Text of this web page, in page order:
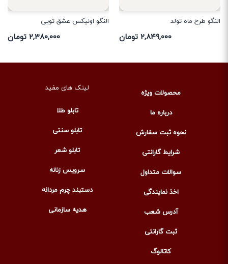
النگو طرح ماه تولد
۲,۸۴۹,۰۰۰ تومان
النگو اونیکس عشق تویی
۲,۳۸۰,۰۰۰ تومان
محصولات ویژه
درباره ما
نحوه ثبت سفارش
شرایط گارانتی
سوالات متداول
اخذ نمایندگی
آدرس شعب
ثبت گارانتی
کاتالوگ
لینک های مفید
تابلو طلا
تابلو سنتی
تابلو شعر
سرویس زنانه
دستبند چرم مردانه
هدیه سازمانی